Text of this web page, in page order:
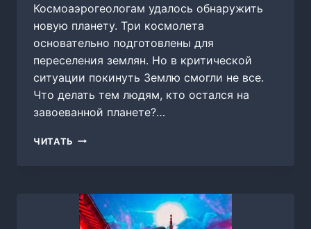
Космоаэрогеологам удалось обнаружить
новую планету. Три космолета
основательно подготовлены для
переселения землян. Но в критической
ситуации покинуть Землю смогли не все.
Что делать тем людям, кто остался на
завоеванной планете?…
ЧИТАТЬ КОД
ФОРСТ